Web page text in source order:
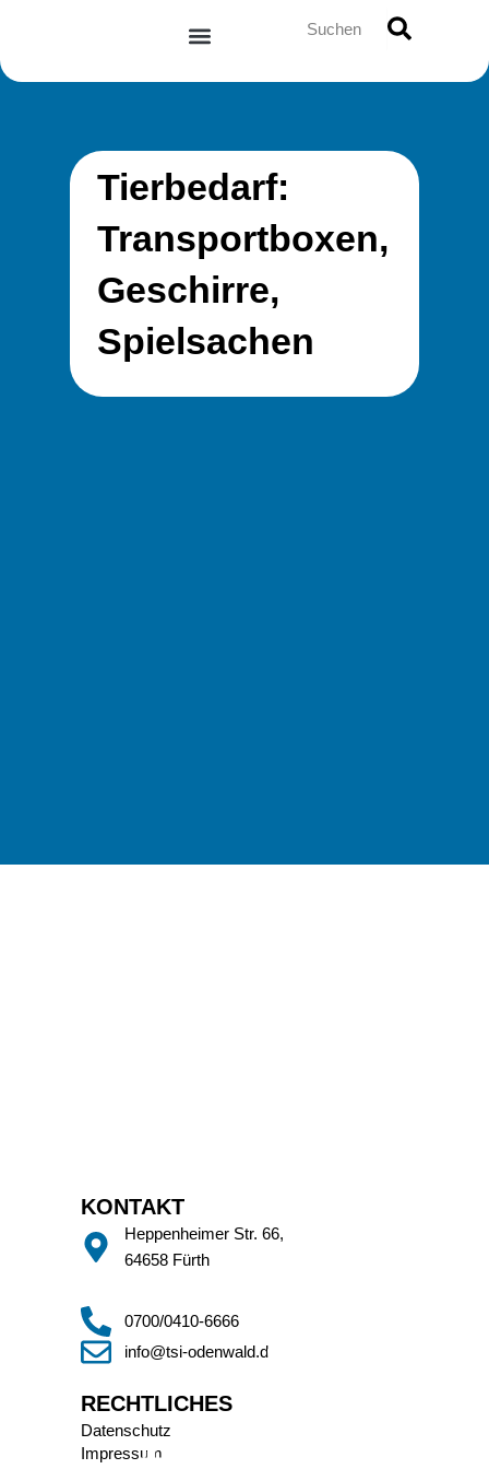
springen
Suche
Tierbedarf:
Transportboxen,
Geschirre,
Spielsachen
KONTAKT
Heppenheimer Str. 66,
64658 Fürth
0700/0410-6666
info@tsi-odenwald.de
RECHTLICHES
Datenschutz
Impressum